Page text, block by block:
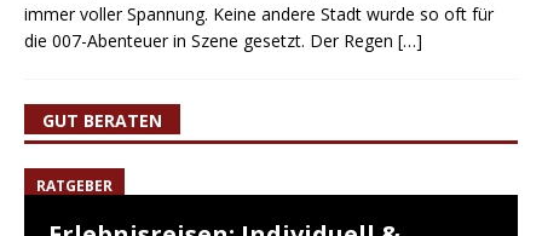
immer voller Spannung. Keine andere Stadt wurde so oft für
die 007-Abenteuer in Szene gesetzt. Der Regen […]
GUT BERATEN
RATGEBER